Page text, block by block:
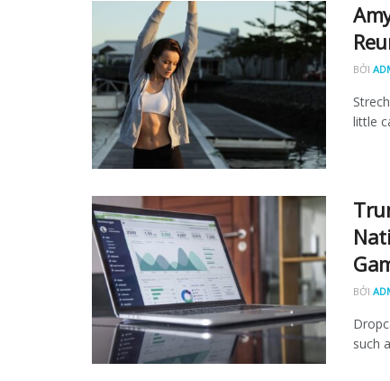
BỞI
little
BỞI
such